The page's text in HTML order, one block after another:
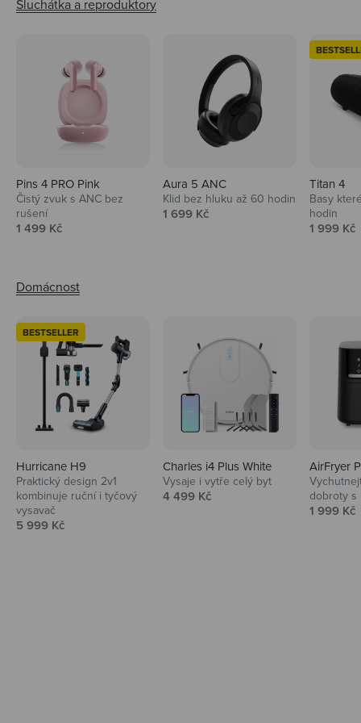
Pins 4 PRO Pink
Čistý zvuk s ANC bez
rušení
Prodejní cena
1 499 Kč
Aura 5 ANC
Klid bez hluku až 60 hodin
Prodejní cena
1 699 Kč
Titan 4
Basy
hodin
Prodejní
1 999 Kč
BESTSELLER
Hurricane H9
Praktický design 2v1
kombinuje ruční i tyčový
vysavač
Prodejní cena
5 999 Kč
Charles i4 Plus White
Vysaje i vytře celý byt
Prodejní cena
4 499 Kč
AirFryer
dobroty s
Prodejní
1 999 Kč
Audio
Niceboy sluchátka a repráky ti padnou
do noty.